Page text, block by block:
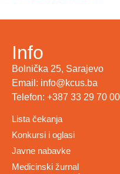
Info
Bolnička 25, Sarajevo
Email: info@kcus.ba
Telefon: +387 33 29 70 00
Lista čekanja
Konkursi i oglasi
Javne nabavke
Medicinski žurnal